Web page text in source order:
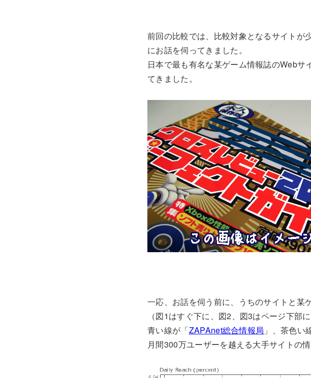
前回の比較では、比較対象となるサイトが
にお話を伺ってきました。
日本で最も有名な某ゲーム情報誌のWeb
てきました。
一応、お話を伺う前に、うちのサイトと某
（図1はすぐ下に、図2、図3はページ下部に
青い線が「ZAPAnet総合情報局 」、茶色い
月間300万ユーザーを越える大手サイトの